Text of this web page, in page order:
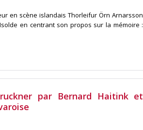
en scène islandais Thorleifur Örn Arnarsson
en centrant son propos sur la mémoire :
par Bernard Haitink et